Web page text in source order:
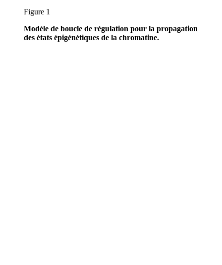
Figure 1
Modèle de boucle de régulation pour la propagation
des états épigénétiques de la chromatine.